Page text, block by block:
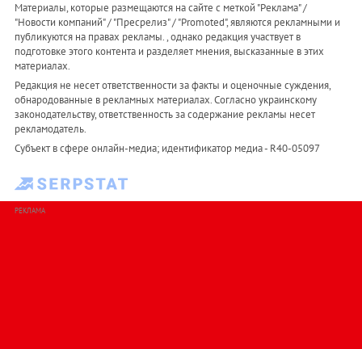
Материалы, которые размещаются на сайте с меткой "Реклама" /
"Новости компаний" / "Пресрелиз" / "Promoted", являются рекламными и
публикуются на правах рекламы. , однако редакция участвует в
подготовке этого контента и разделяет мнения, высказанные в этих
материалах.
Редакция не несет ответственности за факты и оценочные суждения,
обнародованные в рекламных материалах. Согласно украинскому
законодательству, ответственность за содержание рекламы несет
рекламодатель.
Субъект в сфере онлайн-медиа; идентификатор медиа - R40-05097
РЕКЛАМА